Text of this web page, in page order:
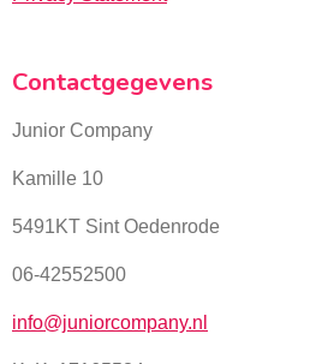
Contactgegevens
Junior Company
Kamille 10
5491KT Sint Oedenrode
06-42552500
info@juniorcompany.nl